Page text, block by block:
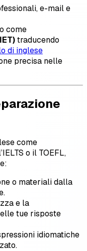
e-mail e
come
traducendo
di inglese
precisa nelle
come
o il TOEFL,
o materiali dalla
e la
tue risposte
idiomatiche